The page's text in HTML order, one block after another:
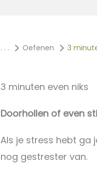
. . . Oefenen 3
3 minuten even niks
Doorhollen of even
Als je stress hebt ga
nog gestrester van.